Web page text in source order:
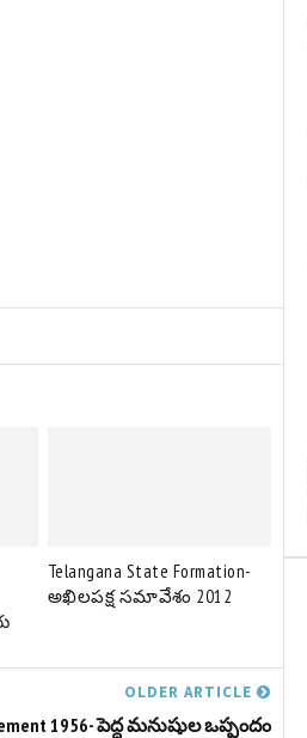
Telangana State Formation-
అఖిలపక్ష సమావేశం 2012
OLDER ARTICLE
1956- పెద్ద మనుషుల ఒప్పందం